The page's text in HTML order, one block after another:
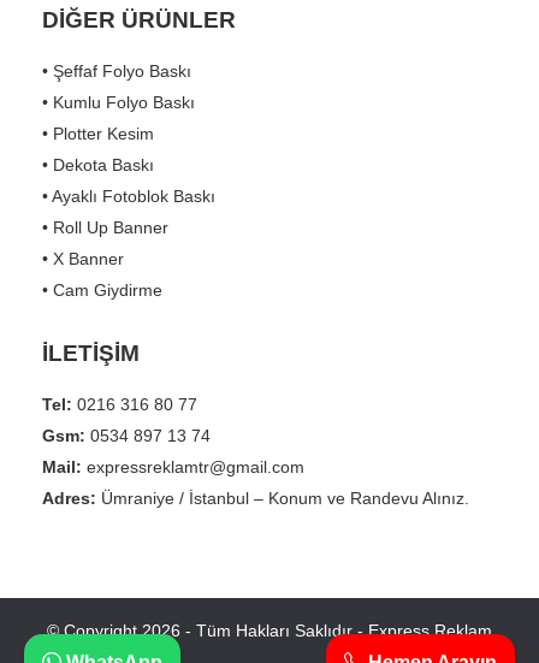
DİĞER ÜRÜNLER
• Şeffaf Folyo Baskı
• Kumlu Folyo Baskı
• Plotter Kesim
• Dekota Baskı
• Ayaklı Fotoblok Baskı
• Roll Up Banner
• X Banner
• Cam Giydirme
İLETİŞİM
Tel: 0216 316 80 77
Gsm: 0534 897 13 74
Mail: expressreklamtr@gmail.com
Adres: Ümraniye / İstanbul – Konum ve Randevu Alınız.
© Copyright 2026 - Tüm Hakları Saklıdır - Express Reklam